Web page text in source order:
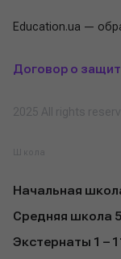
Education.ua —
Договор о
2025 All rights
Школа
Начальная
Средняя школа 5
Экстернаты 1 –